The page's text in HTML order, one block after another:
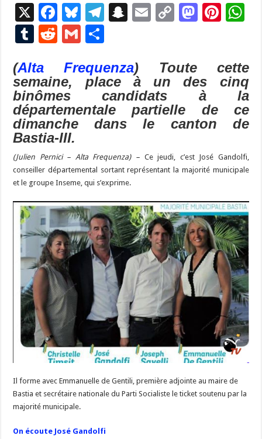
X
F
ac
e
b
o
o
k
Bl
u
es
ky
T
gr
a
m
S
p
c
h
at
E
C
y
Li
n
k
M
o
n
Pi
es
t
p
p
T
m
bl
r
R
d
di
t
G
ai
l
ta
g
er
(Alta Frequenza) Toute cette
semaine, place à un des cinq
binômes candidats à la
départementale partielle de ce
dimanche dans le canton de
Bastia-III.
(Julien Pernici – Alta Frequenza) – Ce jeudi, c’est José Gandolfi,
conseiller départemental sortant représentant la majorité municipale
et le groupe Inseme, qui s’exprime.
Il forme avec Emmanuelle de Gentili, première adjointe au maire de
Bastia et secrétaire nationale du Parti Socialiste le ticket soutenu par la
majorité municipale.
On écoute José Gandolfi